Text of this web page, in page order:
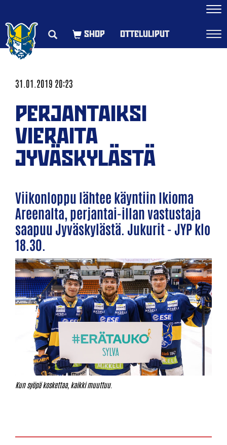
OTTELULIPUT
31.01.2019 20:23
PERJANTAIKSI
VIERAITA
JYVÄSKYLÄSTÄ
Viikonloppu lähtee käyntiin Ikioma
Areenalta, perjantai-illan vastustaja
saapuu Jyväskylästä. Jukurit - JYP klo
18.30.
Kun syöpä koskettaa, kaikki muuttuu.